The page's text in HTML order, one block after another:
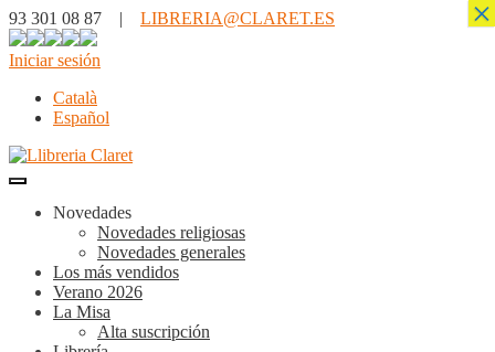
93 301 08 87 | LIBRERIA@CLARET.ES
Iniciar sesión
Català
Español
Novedades
Novedades religiosas
Novedades generales
Los más vendidos
Verano 2026
La Misa
Alta suscripción
×